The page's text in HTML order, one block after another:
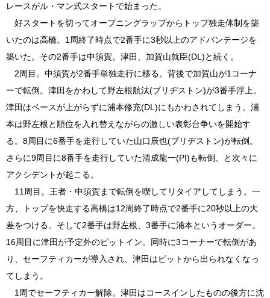
レースがル・マン式スタートで始まった。
好スタートを切ってオープニングラップからトップ独走体制を築
いたのは高橋。1周終了時点で2番手に3秒以上のアドバンテージを
築いた。その2番手は中須賀。津田、加賀山就臣(DL)と続く。
2周目。中須賀が2番手単独走行に移る。背後で加賀山が1コーナ
ーで転倒。津田をかわして野左根航汰(ブリヂストン)が3番手浮上。
津田はペースが上がらずに浦本修充(DL)にもかわされてしまう。浦
本は野左根と順位を入れ替えながらの激しい表彰台争いを開始す
る。8周目に6番手を走行していた山口辰也(ブリヂストン)が転倒。
さらに9周目に8番手を走行していた清成龍一(PI)も転倒、と次々に
アクシデントが起こる。
11周目。王者・中須賀まで転倒を喫してリタイアしてしまう。一
方、トップを快走する高橋は12周終了時点で2番手に20秒以上の大
差をつける。そして2番手は野左根、3番手に浦本というオーダー。
16周目に津田が予定外のピットイン。同時に3コーナーで転倒があ
り、セーフティカーが導入され、津田はピットから出られなくなっ
てしまう。
1周でセーフティカー解除。津田はコースインしたものの後方に沈